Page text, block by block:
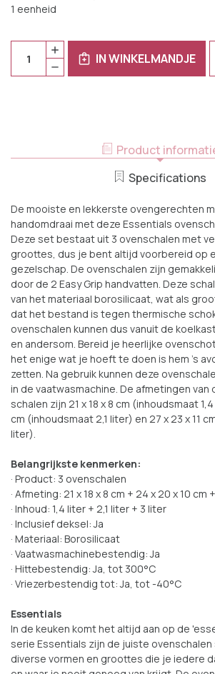
1 eenheid
Huidige
Voorraad:
HOEVEELHEID
VERLAGEN
HOEVEELHEID
VERHOGEN
VAN
PYREX
IN WINKELMANDJE
Product
Specifications
De mooiste en lekkerste ovengerechten
handomdraai met deze Essentials
Deze set bestaat uit 3 ovenschalen met
groottes, dus je bent altijd voorbereid op
gezelschap. De ovenschalen zijn
door de 2 Easy Grip handvatten. Deze
van het materiaal borosilicaat, wat als
dat het bestand is tegen thermische
ovenschalen kunnen dus vanuit de
en andersom. Bereid je heerlijke
het enige wat je hoeft te doen is hem 's
zetten. Na gebruik kunnen deze
in de vaatwasmachine. De afmetingen
schalen zijn 21 x 18 x 8 cm (inhoudsmaat
cm (inhoudsmaat 2,1 liter) en 27 x 23 x 11
liter).
Belangrijkste kenmerken:
· Product: 3 ovenschalen
· Afmeting: 21 x 18 x 8 cm + 24 x 20 x 10 cm
· Inhoud: 1,4 liter + 2,1 liter + 3 liter
· Inclusief deksel: Ja
· Materiaal: Borosilicaat
· Vaatwasmachinebestendig: Ja
· Hittebestendig: Ja, tot 300°C
· Vriezerbestendig tot: Ja, tot -40°C
Essentials
In de keuken komt het altijd aan op de
serie Essentials zijn de juiste
diverse vormen en groottes die je iedere